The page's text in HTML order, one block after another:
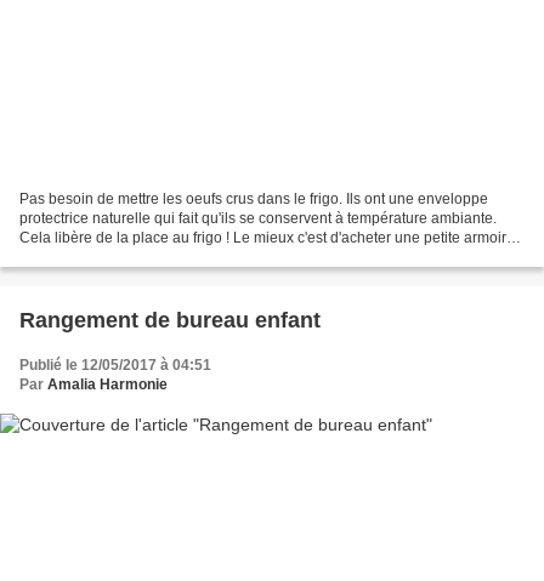
Pas besoin de mettre les oeufs crus dans le frigo. Ils ont une enveloppe
protectrice naturelle qui fait qu'ils se conservent à température ambiante.
Cela libère de la place au frigo ! Le mieux c'est d'acheter une petite armoire
Rangement de bureau enfant
Publié le 12/05/2017 à 04:51
Par Amalia Harmonie